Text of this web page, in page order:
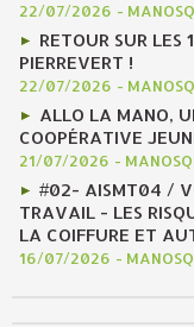
22/07/2026 -
RETOUR SUR LES
PIERREVERT !
22/07/2026 -
ALLO LA MANO,
COOPÉRATIVE
21/07/2026 -
#02- AISMT04 /
TRAVAIL - LES
LA COIFFURE ET
16/07/2026 -